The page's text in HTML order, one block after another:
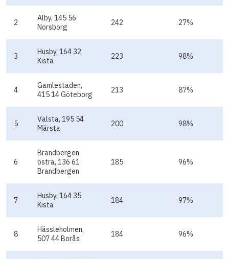
2
Alby, 145 56
Norsborg
242 27%
3
Husby, 164 32
Kista
223 98%
4
Gamlestaden,
415 14 Göteborg
213 87%
5
Valsta, 195 54
Märsta
200 98%
6
Brandbergen
östra, 136 61
Brandbergen
185 96%
7
Husby, 164 35
Kista
184 97%
8
Hässleholmen,
507 44 Borås
184 96%